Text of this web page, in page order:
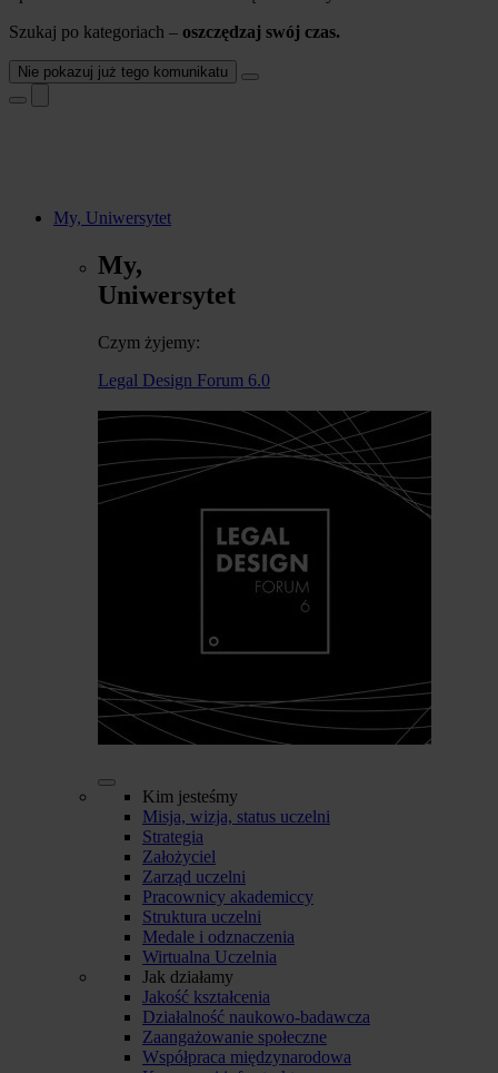
Szukaj po kategoriach – oszczędzaj swój czas.
Nie pokazuj już tego komunikatu
My, Uniwersytet
My,
Uniwersytet
Czym żyjemy:
Legal Design Forum 6.0
Kim jesteśmy
Misja, wizja, status uczelni
Strategia
Założyciel
Zarząd uczelni
Pracownicy akademiccy
Struktura uczelni
Medale i odznaczenia
Wirtualna Uczelnia
Jak działamy
Jakość kształcenia
Działalność naukowo-badawcza
Zaangażowanie społeczne
Współpraca międzynarodowa